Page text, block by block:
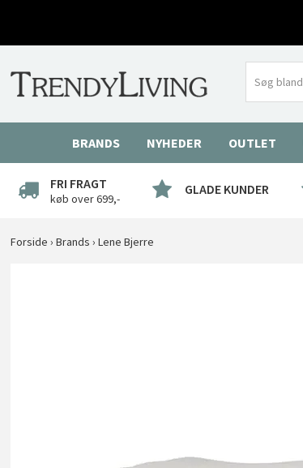
BRANDS NYHEDER OUTLET
FRI FRAGT
køb over 699,-
GLADE KUNDER
Forside ›Brands ›Lene Bjerre